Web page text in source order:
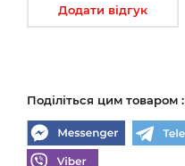
Додати відгук
Поділіться цим товаром :